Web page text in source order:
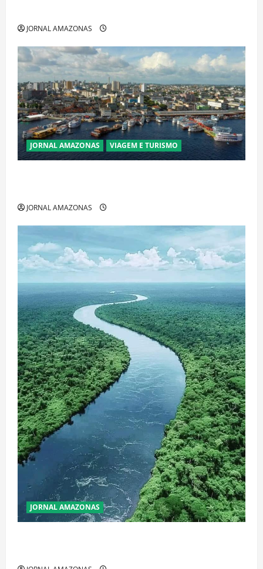
JORNAL AMAZONAS
JORNAL AMAZONAS VIAGEM E TURISMO
JORNAL AMAZONAS
JORNAL AMAZONAS